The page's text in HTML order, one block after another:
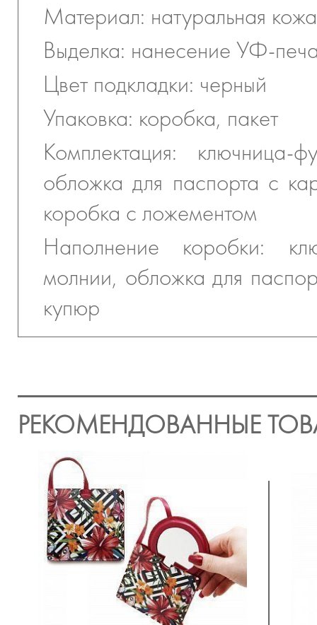
Материал: натуральная кожа
Выделка: нанесение УФ-
Цвет подкладки: черный
Упаковка: коробка, пакет
Комплектация: ключница-
обложка для паспорта с
коробка с ложементом
Наполнение коробки:
молнии, обложка для
купюр
РЕКОМЕНДОВАННЫЕ